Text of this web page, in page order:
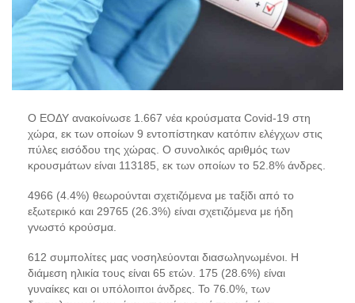
Ο ΕΟΔΥ ανακοίνωσε 1.667 νέα κρούσματα Covid-19 στη
χώρα, εκ των οποίων 9 εντοπίστηκαν κατόπιν ελέγχων στις
πύλες εισόδου της χώρας. Ο συνολικός αριθμός των
κρουσμάτων είναι 113185, εκ των οποίων το 52.8% άνδρες.
4966 (4.4%) θεωρούνται σχετιζόμενα με ταξίδι από το
εξωτερικό και 29765 (26.3%) είναι σχετιζόμενα με ήδη
γνωστό κρούσμα.
612 συμπολίτες μας νοσηλεύονται διασωληνωμένοι. Η
διάμεση ηλικία τους είναι 65 ετών. 175 (28.6%) είναι
γυναίκες και οι υπόλοιποι άνδρες. To 76.0%, των